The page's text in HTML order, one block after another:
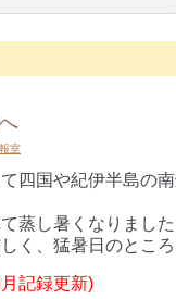
室
四国や紀伊半島の
蒸し暑くなりまし
く、猛暑日のとこ
記録更新)